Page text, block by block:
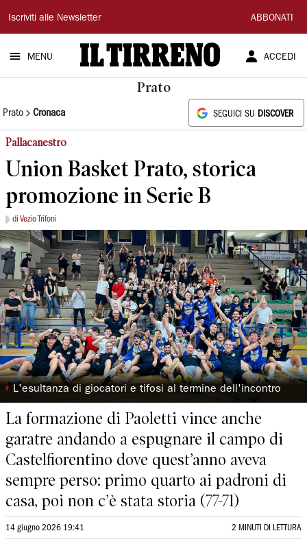
Il
Tirreno
Iscriviti alle Newsletter ABBONATI
MENU ACCEDI
Prato
Prato Cronaca SEGUICI SU DISCOVER
Pallacanestro
Union Basket Prato, storica
promozione in Serie B
di Vezio Trifoni
◗ L'esultanza di giocatori e tifosi al termine dell'incontro
La formazione di Paoletti vince anche
garatre andando a espugnare il campo di
Castelfiorentino dove quest’anno aveva
sempre perso: primo quarto ai padroni di
casa, poi non c’è stata storia (77-71)
14 giugno 2026 19:41 2 MINUTI DI LETTURA